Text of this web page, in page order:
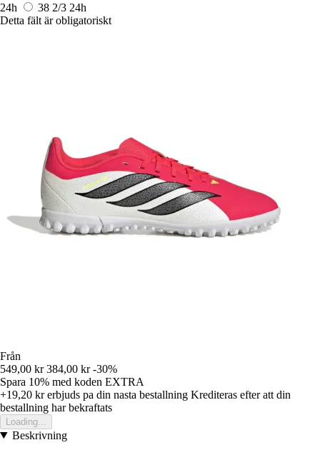
24h
38 2/3 24h
Detta fält är obligatoriskt
Från
549,00 kr 384,00 kr -30%
Spara 10% med koden EXTRA
+19,20 krerbjuds pa din nasta bestallning Krediteras efter att din
bestallning har bekraftats
Loading...
Beskrivning